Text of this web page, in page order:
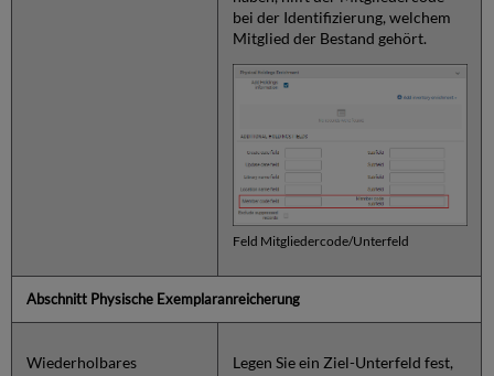
bei der Identifizierung, welchem
Mitglied der Bestand gehört.
Feld Mitgliedercode/Unterfeld
Abschnitt Physische Exemplaranreicherung
Wiederholbares
Legen Sie ein Ziel-Unterfeld fest,